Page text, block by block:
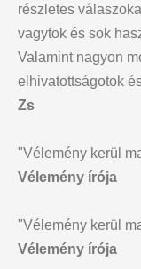
részletes
vagytok és sok
Valamint nagyon
elhivatottságotok
Zs
"Vélemény kerül
Vélemény írója
"Vélemény kerül
Vélemény írója